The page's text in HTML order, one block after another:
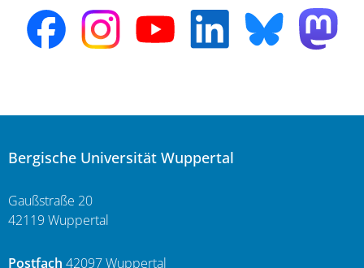
Bergische Universität Wuppertal
Gaußstraße 20
42119 Wuppertal
Postfach 42097 Wuppertal